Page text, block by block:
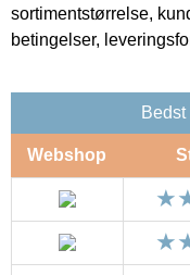
sortimentstørrelse,
betingelser,
Webshop